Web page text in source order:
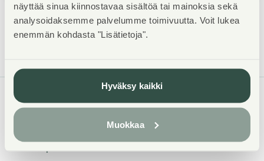
näyttää sinua kiinnostavaa sisältöä tai mainoksia sekä
analysoidaksemme palvelumme toimivuutta. Voit lukea
enemmän kohdasta "Lisätietoja".
Hyväksy kaikki
Muokkaa
ASUNTOSÄÄTIÖ
Tuulikuja 2